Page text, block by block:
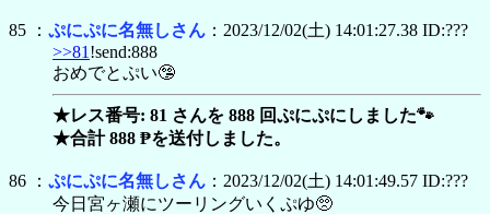
85 ： ぷにぷに名無しさん ：2023/12/02(土) 14:01:27.38 ID:???
>>81 !send:888
おめでとぷい🤥
★レス番号: 81 さんを 888 回ぷにぷにしました🐾
★合計 888 ₱を送付しました。
86 ： ぷにぷに名無しさん ：2023/12/02(土) 14:01:49.57 ID:???
今日宮ヶ瀬にツーリングいくぷゆ🥺